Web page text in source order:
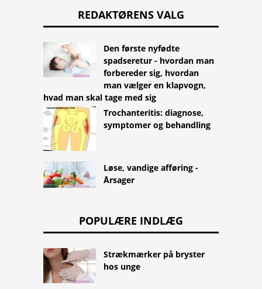
REDAKTØRENS VALG
Den første nyfødte
spadseretur - hvordan man
forbereder sig, hvordan
man vælger en klapvogn,
hvad man skal tage med sig
Trochanteritis: diagnose,
symptomer og behandling
Løse, vandige afføring -
Årsager
POPULÆRE INDLÆG
Strækmærker på bryster
hos unge